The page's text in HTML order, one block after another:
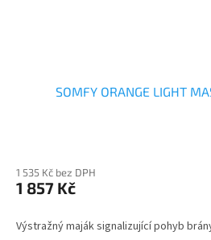
SOMFY ORANGE LIGHT
1 535 Kč bez DPH
1 857 Kč
Výstražný maják signalizující pohyb